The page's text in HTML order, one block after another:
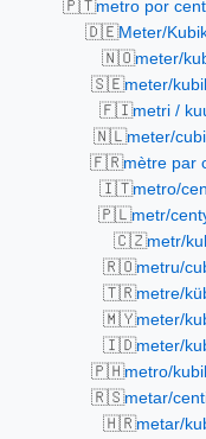
🇵🇹metro por
🇩🇪Meter/
🇳🇴meter/
🇸🇪meter/
🇫🇮metri /
🇳🇱meter/
🇫🇷mètre par
🇮🇹metro/
🇵🇱metr/
🇨🇿metr/
🇷🇴metru/
🇹🇷metre/
🇲🇾meter/
🇮🇩meter/
🇵🇭metro/
🇷🇸metar/
🇭🇷metar/